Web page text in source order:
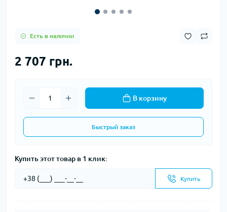
Есть в наличии
2 707 грн.
В корзину
Быстрый заказ
Купить этот товар в 1 клик:
Купить